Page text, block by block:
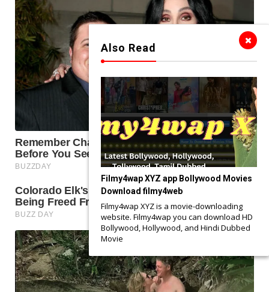
Also Read
Filmy4wap XYZ app Bollywood Movies
Download filmy4web
Filmy4wap XYZ is a movie-downloading
website. Filmy4wap you can download HD
Bollywood, Hollywood, and Hindi Dubbed
Movie